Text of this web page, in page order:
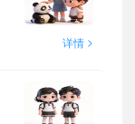
详情 >